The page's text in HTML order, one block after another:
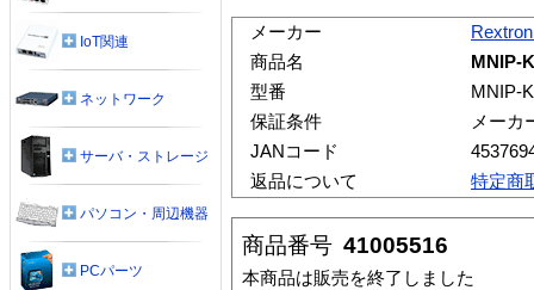
メーカー
商品名
MNIP-
型番
MNIP-
保証条件
メーカ
JANコード
返品について
特定商
商品番号 41005516
本商品は販売を終了しました
IoT関連
ネットワーク
サーバ・ストレージ
パソコン・周辺機器
PCパーツ